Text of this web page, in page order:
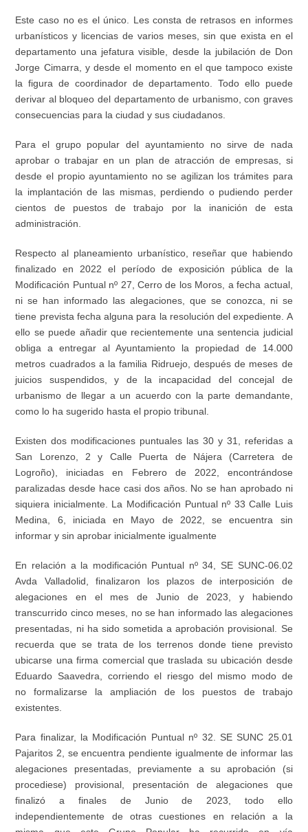
Este caso no es el único. Les consta de retrasos en informes
urbanísticos y licencias de varios meses, sin que exista en el
departamento una jefatura visible, desde la jubilación de Don
Jorge Cimarra, y desde el momento en el que tampoco existe
la figura de coordinador de departamento. Todo ello puede
derivar al bloqueo del departamento de urbanismo, con graves
consecuencias para la ciudad y sus ciudadanos.
Para el grupo popular del ayuntamiento no sirve de nada
aprobar o trabajar en un plan de atracción de empresas, si
desde el propio ayuntamiento no se agilizan los trámites para
la implantación de las mismas, perdiendo o pudiendo perder
cientos de puestos de trabajo por la inanición de esta
administración.
Respecto al planeamiento urbanístico, reseñar que habiendo
finalizado en 2022 el período de exposición pública de la
Modificación Puntual nº 27, Cerro de los Moros, a fecha actual,
ni se han informado las alegaciones, que se conozca, ni se
tiene prevista fecha alguna para la resolución del expediente. A
ello se puede añadir que recientemente una sentencia judicial
obliga a entregar al Ayuntamiento la propiedad de 14.000
metros cuadrados a la familia Ridruejo, después de meses de
juicios suspendidos, y de la incapacidad del concejal de
urbanismo de llegar a un acuerdo con la parte demandante,
como lo ha sugerido hasta el propio tribunal.
Existen dos modificaciones puntuales las 30 y 31, referidas a
San Lorenzo, 2 y Calle Puerta de Nájera (Carretera de
Logroño), iniciadas en Febrero de 2022, encontrándose
paralizadas desde hace casi dos años. No se han aprobado ni
siquiera inicialmente. La Modificación Puntual nº 33 Calle Luis
Medina, 6, iniciada en Mayo de 2022, se encuentra sin
informar y sin aprobar inicialmente igualmente
En relación a la modificación Puntual nº 34, SE SUNC-06.02
Avda Valladolid, finalizaron los plazos de interposición de
alegaciones en el mes de Junio de 2023, y habiendo
transcurrido cinco meses, no se han informado las alegaciones
presentadas, ni ha sido sometida a aprobación provisional. Se
recuerda que se trata de los terrenos donde tiene previsto
ubicarse una firma comercial que traslada su ubicación desde
Eduardo Saavedra, corriendo el riesgo del mismo modo de
no formalizarse la ampliación de los puestos de trabajo
existentes.
Para finalizar, la Modificación Puntual nº 32. SE SUNC 25.01
Pajaritos 2, se encuentra pendiente igualmente de informar las
alegaciones presentadas, previamente a su aprobación (si
procediese) provisional, presentación de alegaciones que
finalizó a finales de Junio de 2023, todo ello
independientemente de otras cuestiones en relación a la